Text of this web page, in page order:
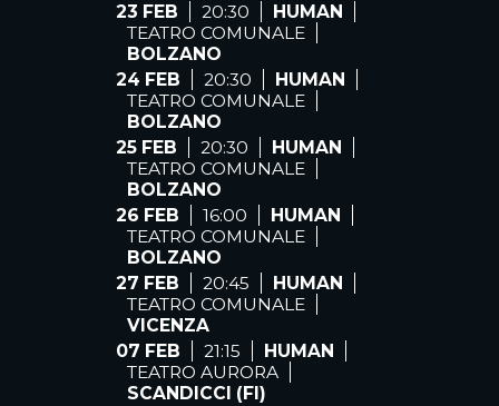
23 FEB
20:30
HUMAN
TEATRO COMUNALE
BOLZANO
24 FEB
20:30
HUMAN
TEATRO COMUNALE
BOLZANO
25 FEB
20:30
HUMAN
TEATRO COMUNALE
BOLZANO
26 FEB
16:00
HUMAN
TEATRO COMUNALE
BOLZANO
27 FEB
20:45
HUMAN
TEATRO COMUNALE
VICENZA
07 FEB
21:15
HUMAN
TEATRO AURORA
SCANDICCI (FI)